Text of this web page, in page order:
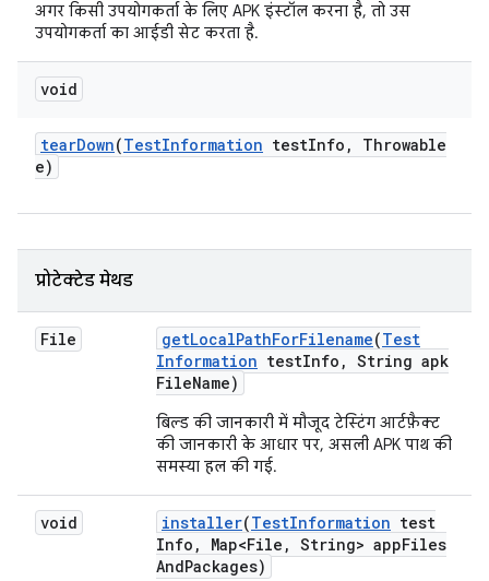
अगर किसी उपयोगकर्ता के लिए APK इंस्टॉल करना है, तो उस
उपयोगकर्ता का आईडी सेट करता है.
void
tearDown(TestInformation testInfo ,
Throwable
e)
प्रोटेक्टेड मेथड
File getLocalPathForFilename(Test
Information testInfo , String apk
FileName)
बिल्ड की जानकारी में मौजूद टेस्टिंग आर्टफ़ैक्ट
की जानकारी के आधार पर, असली APK पाथ की
समस्या हल की गई.
void installer(TestInformation test
Info , Map<File , String> appFiles
AndPackages)